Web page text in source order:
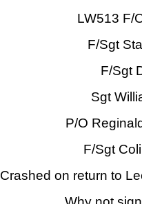
LW513 F/
F/Sgt
F/Sgt
Sgt
P/O
F/Sgt
Crashed on return to